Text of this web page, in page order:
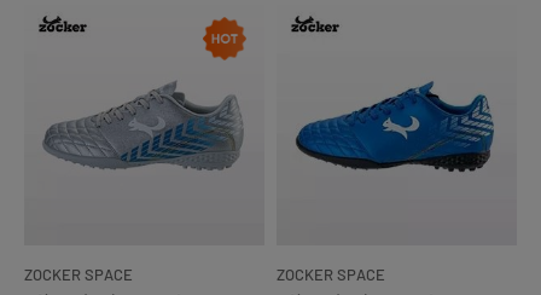
ZOCKER SPACE ZOCKER SPACE